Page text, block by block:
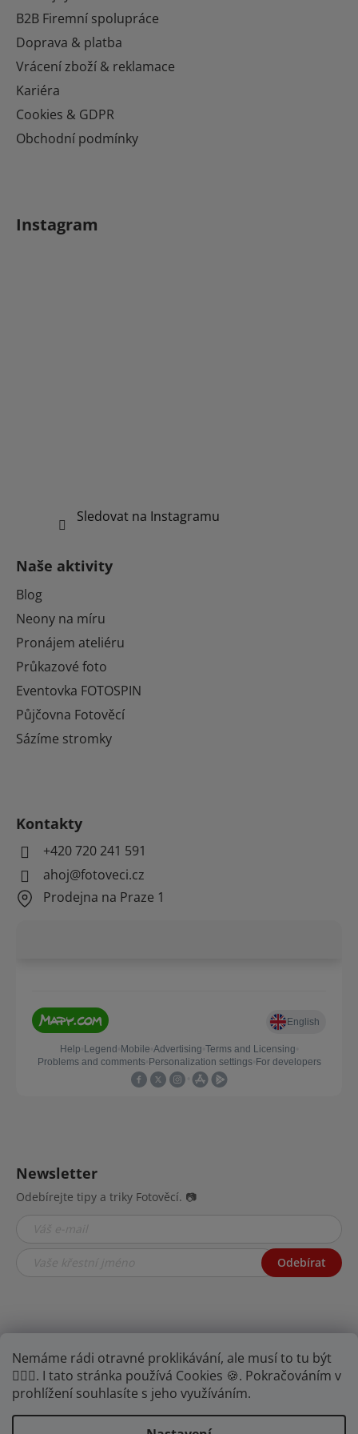
Nemáme rádi otravné proklikávání, ale musí to tu být
🤦🏾‍♂️. I tato stránka používá Cookies 🍪. Pokračováním v
prohlížení souhlasíte s jeho využíváním.
B2B Firemní spolupráce
Doprava & platba
Vrácení zboží & reklamace
Kariéra
Cookies & GDPR
Obchodní podmínky
Instagram
Sledovat na Instagramu
Naše aktivity
Blog
Neony na míru
Pronájem ateliéru
Průkazové foto
Eventovka FOTOSPIN
Půjčovna Fotověcí
Sázíme stromky
Kontakty
+420 720 241 591
ahoj@fotoveci.cz
Prodejna na Praze 1
Newsletter
Odebírejte tipy a triky Fotověcí. 📷
Odebírat
Najdete nás na YouTube, Facebooku i